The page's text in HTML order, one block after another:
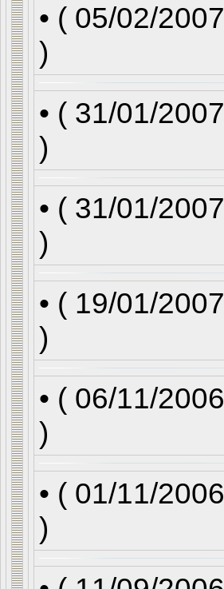
• ( 05/02/2007
)
• ( 31/01/2007
)
• ( 31/01/2007
)
• ( 19/01/2007
)
• ( 06/11/2006
)
• ( 01/11/2006
)